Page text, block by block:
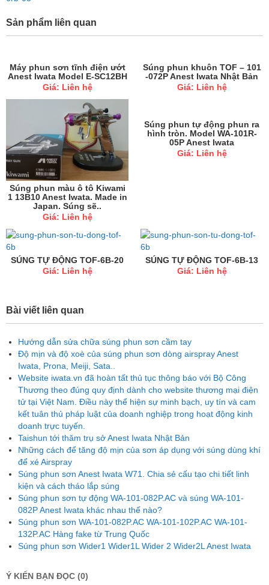
Sản phẩm liên quan
Máy phun sơn tĩnh điện ướt
Anest Iwata Model E-SC12BH
Giá: Liên hệ
Súng phun khuôn TOF – 101
-072P Anest Iwata Nhật Bản
Giá: Liên hệ
Súng phun màu ô tô Kiwami
1 13B10 Anest Iwata. Made in
Japan. Súng sẽ..
Giá: Liên hệ
Súng phun tự động phun ra
hình tròn. Model WA-101R-
05P Anest Iwata
Giá: Liên hệ
SÚNG TỰ ĐỘNG TOF-6B-20
Giá: Liên hệ
SÚNG TỰ ĐỘNG TOF-6B-13
Giá: Liên hệ
Bài viết liên quan
Hướng dẫn sửa chữa súng phun sơn cầm tay
Độ mịn và độ xoè của súng phun sơn dòng airspray Anest
Iwata, Prona, Meiji, Sata..
Website iwata.vn đã hoàn tất thủ tục thông báo với Bộ Công
Thương theo đúng quy định dành cho website thương mại điện
tử tại Việt Nam. Điều này thể hiện sự minh bạch, uy tín và cam
kết tuân thủ pháp luật của doanh nghiệp trong hoạt động kinh
doanh trực tuyến.
Taishun tới thăm trụ sở Anest Iwata Nhật Bản
Những cách để tăng độ mịn của sơn áp dụng với súng dùng khí
để xé Airspray
Súng phun sơn Anest Iwata W71. Chia sẻ cấu tạo chi tiết linh
kiện và cách tháo lắp súng
Súng phun sơn tự động WA-101-082P.AC và súng WA-101-
082P Anest Iwata khác nhau thế nào?
Súng phun sơn WA-101-082P.AC WA-101-102P.AC WA-101-
132P.AC Hàng fake từ Trung Quốc
Súng phun sơn Wider1 Wider1L Wider 2 Wider2L Anest Iwata
Ý KIẾN BẠN ĐỌC (0)